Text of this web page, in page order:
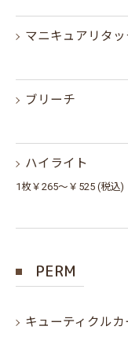
マニキュアリタッ
ブリーチ
ハイライト
1枚￥265～￥525 (税込)
PERM
キューティクルカ